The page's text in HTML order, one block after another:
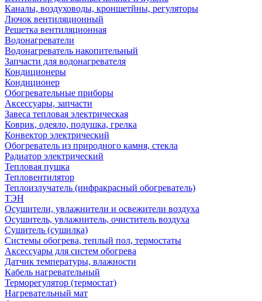
Каналы, воздуховоды, кроншетйны, регуляторы
Лючок вентиляционный
Решетка вентиляционная
Водонагреватели
Водонагреватель накопительный
Запчасти для водонагревателя
Кондиционеры
Кондиционер
Обогревательные приборы
Аксессуары, запчасти
Завеса тепловая электрическая
Коврик, одеяло, подушка, грелка
Конвектор электрический
Обогреватель из природного камня, стекла
Радиатор электрический
Тепловая пушка
Тепловентилятор
Теплоизлучатель (инфракрасный обогреватель)
ТЭН
Осушители, увлажнители и освежители воздуха
Осушитель, увлажнитель, очиститель воздуха
Сушитель (сушилка)
Системы обогрева, теплый пол, термостаты
Аксессуары для систем обогрева
Датчик температуры, влажности
Кабель нагревательный
Терморегулятор (термостат)
Нагревательный мат